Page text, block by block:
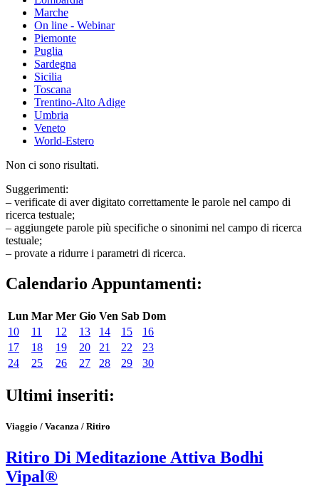
Marche
On line - Webinar
Piemonte
Puglia
Sardegna
Sicilia
Toscana
Trentino-Alto Adige
Umbria
Veneto
World-Estero
Non ci sono risultati.
Suggerimenti:
– verificate di aver digitato correttamente le parole nel campo di
ricerca testuale;
– aggiungete parole più specifiche o sinonimi nel campo di ricerca
testuale;
– provate a ridurre i parametri di ricerca.
Calendario Appuntamenti:
Lun Mar Mer Gio Ven Sab Dom
10
11 12 13 14 15
16
17
18 19 20 21 22
23
24
25 26 27 28 29 30
Ultimi inseriti:
Viaggio / Vacanza / Ritiro
Ritiro Di Meditazione Attiva Bodhi
Vipal®